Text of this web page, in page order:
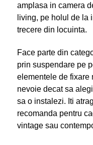
amplasa in camera
living, pe holul de la
trecere din locuinta.
Face parte din
prin suspendare pe
elementele de fixare
nevoie decat sa
sa o instalezi. Iti
recomanda pentru
vintage sau